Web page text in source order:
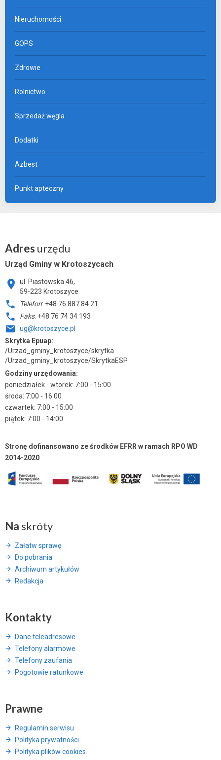
Nieruchomości
GOPS
Zdrowie
Rolnictwo
Sprzedaż węgla
Dodatki
Azbest
Punkt apteczny
Adres urzędu
Urząd Gminy w Krotoszycach
ul. Piastowska 46,
59-223 Krotoszyce
Telefon: +48 76 887 84 21
Faks: +48 76 74 34 193
ug@krotoszyce.pl
Skrytka Epuap:
/Urzad_gminy_krotoszyce/skrytka
/Urzad_gminy_krotoszyce/SkrytkaESP
Godziny urzędowania:
poniedziałek - wtorek: 7:00 - 15:00
środa: 7:00 - 16:00
czwartek: 7:00 - 15:00
piątek: 7:00 - 14:00
Stronę dofinansowano ze środków EFRR w ramach RPO WD
2014-2020
Na skróty
Załatw sprawę
Do pobrania
Archiwum artykułów
Redakcja
Kontakty
Dane teleadresowe
Telefony alarmowe
Telefony zaufania
Pogotowie ratunkowe
Prawne
Regulamin serwisu
Polityka prywatności
Polityka plików cookies